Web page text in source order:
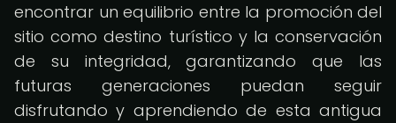
encontrar un equilibrio entre la promoción del
sitio como destino turístico y la conservación
de su integridad, garantizando que las
futuras generaciones puedan seguir
disfrutando y aprendiendo de esta antigua